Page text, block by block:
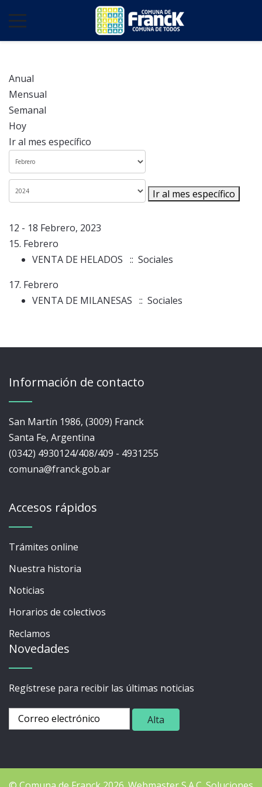
Anual
Mensual
Semanal
Hoy
Ir al mes específico
Ir al mes específico
12 - 18 Febrero, 2023
15. Febrero
VENTA DE HELADOS :: Sociales
17. Febrero
VENTA DE MILANESAS :: Sociales
Información de contacto
San Martín 1986, (3009) Franck
Santa Fe, Argentina
(0342) 4930124/408/409 - 4931255
comuna@franck.gob.ar
Accesos rápidos
Trámites online
Nuestra historia
Noticias
Horarios de colectivos
Reclamos
Novedades
Regístrese para recibir las últimas noticias